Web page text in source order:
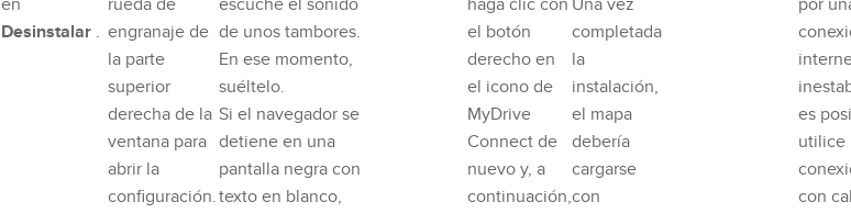
Desinstalar . engranaje de
la parte
superior
derecha de la
ventana para
abrir la
configuración.
de unos tambores.
En ese momento,
suéltelo.
Si el navegador se
detiene en una
pantalla negra con
texto en blanco,
el botón
derecho en
el icono de
MyDrive
Connect de
nuevo y, a
continuación,
completada
la
instalación,
el mapa
debería
cargarse
con
es
utilice
con